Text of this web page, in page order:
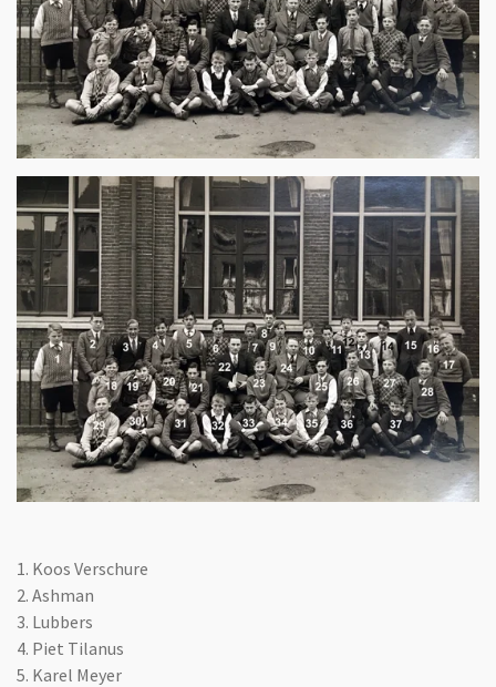
1. Koos Verschure
2. Ashman
3. Lubbers
4. Piet Tilanus
5. Karel Meyer